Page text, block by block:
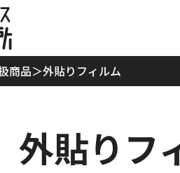
商品＞外貼りフィルム
外貼りフ